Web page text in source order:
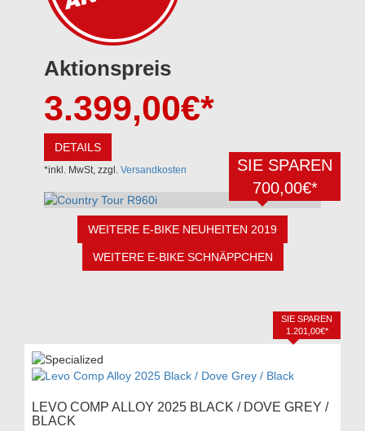
Aktionspreis
3.399,00€*
DETAILS
*inkl. MwSt, zzgl. Versandkosten
SIE SPAREN
700,00€*
WEITERE E-BIKE NEUHEITEN 2019
WEITERE E-BIKE SCHNÄPPCHEN
LEVO COMP ALLOY 2025 BLACK / DOVE GREY /
BLACK
SIE SPAREN
1.201,00€*